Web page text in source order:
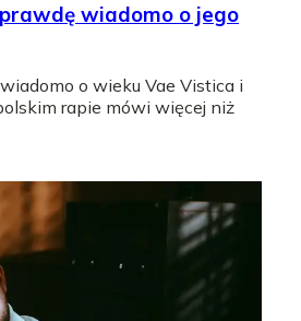
wiadomo o jego
o wieku Vae Vistica i
rapie mówi więcej niż